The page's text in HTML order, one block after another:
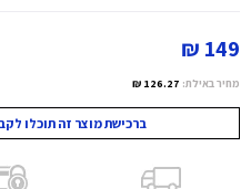
149 ₪
מחיר באילת: 126.27 ₪
ברכישת מוצר זה תוכלו לקבל עד 149